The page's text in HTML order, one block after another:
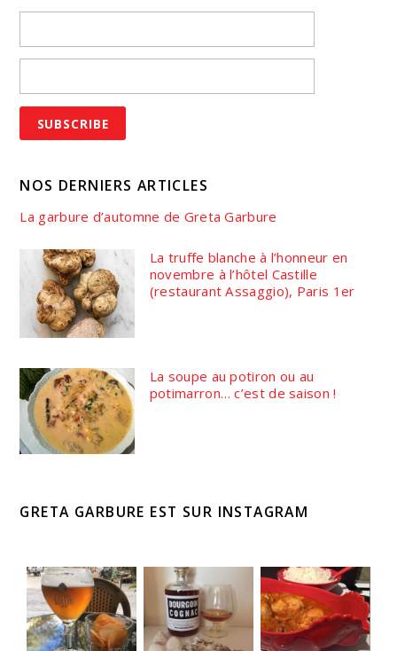
NOS DERNIERS ARTICLES
La garbure d’automne de Greta Garbure
La truffe blanche à l’honneur en
novembre à l’hôtel Castille
(restaurant Assaggio), Paris 1er
La soupe au potiron ou au
potimarron… c’est de saison !
GRETA GARBURE EST SUR INSTAGRAM